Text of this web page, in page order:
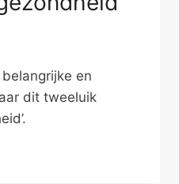
en
dit tweeluik